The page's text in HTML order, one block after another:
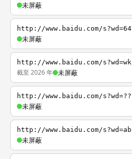
未屏蔽
http://www.baidu.com/s?wd=64
未屏蔽
http://www.baidu.com/s?wd=wk
截至 2026 年 未屏蔽
http://www.baidu.com/s?wd=??
未屏蔽
http://www.baidu.com/s?wd=ab
未屏蔽